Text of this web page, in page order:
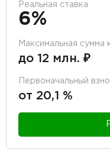
Реальная ставка
6%
Максимальная сумма
до 12 млн. ₽
Первоначальный
от 20,1 %